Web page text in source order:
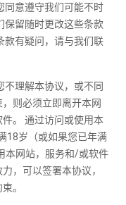
同意遵守我们可能不时
保留随时更改这些条款
款有疑问，请与我们联
不理解本协议，或不同
则必须立即离开本网
。 通过访问或使用本
18岁（或如果您已年满
本网站，服务和/或软件
，可以签署本协议，
。